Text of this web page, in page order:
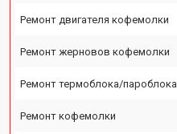
Ремонт двигателя кофемолки
Ремонт жерновов кофемолки
Ремонт термоблока/пароблока
Ремонт кофемолки